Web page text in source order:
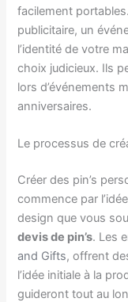
facilement
publicitaire, un
l’identité de votre
choix judicieux. Ils
lors d’événements
anniversaires.
Le processus de
Créer des pin’s
commence par
design que vous
devis de pin’s. Les
and Gifts, offrent
l’idée initiale à la
guideront tout au